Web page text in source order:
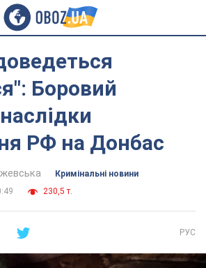
Боровий
РФ на Донбас
Кримінальні новини
230,5 т.
РУС